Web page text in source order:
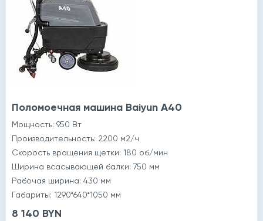
Поломоечная машина Baiyun A40
Мощность: 950 Вт
Производительность: 2200 м2/ч
Скорость вращения щетки: 180 об/мин
Ширина всасывающей балки: 750 мм
Рабочая ширина: 430 мм
Габариты: 1290*640*1050 мм
8 140 BYN